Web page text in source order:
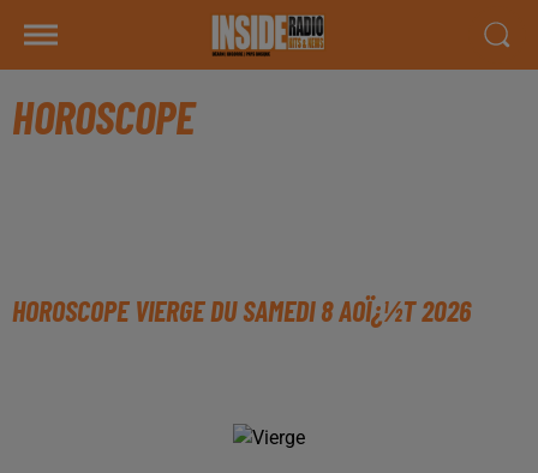
HOROSCOPE
HOROSCOPE VIERGE DU SAMEDI 8 AOÏ¿½T 2026